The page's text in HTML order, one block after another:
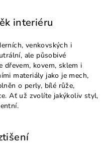
interiéru
venkovských i
ale působivé
dřevem, kovem, sklem i
materiály jako je mech,
o perly, bílé růže,
Ať už zvolíte jakýkoliv styl,